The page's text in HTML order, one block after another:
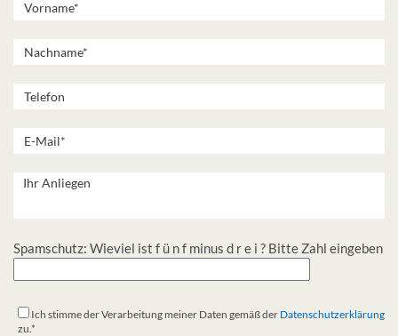
Spamschutz: Wieviel ist f ü n f minus d r e i ? Bitte Zahl eingeben
Ich stimme der Verarbeitung meiner Daten gemäß der Datenschutzerklärung
zu.*